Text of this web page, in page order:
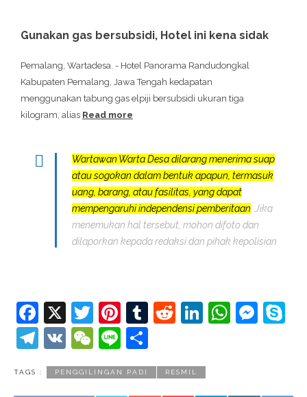
Gunakan gas bersubsidi, Hotel ini kena sidak
Pemalang, Wartadesa. - Hotel Panorama Randudongkal
Kabupaten Pemalang, Jawa Tengah kedapatan
menggunakan tabung gas elpiji bersubsidi ukuran tiga
kilogram, alias Read more
Wartawan Warta Desa dilarang menerima suap
atau sogokan dalam bentuk apapun, termasuk
uang, barang, atau fasilitas, yang dapat
mempengaruhi independensi pemberitaan. Jika
menemukan hal tersebut, mohon difoto dan
dilaporkan kepada redaksi dan pihak kepolisian
Facebook
X Twitter
Pinterest
Tumblr
Reddit
LinkedIn
Telegram
VK WeChat
Line
TAGS : PENGGILINGAN PADI RESMIL